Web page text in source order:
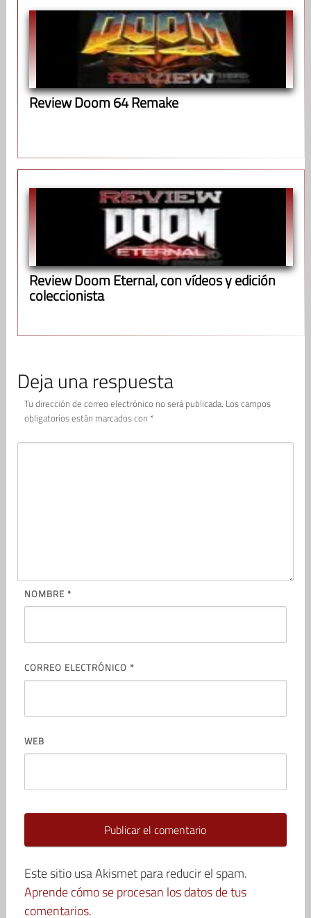
Review Doom 64 Remake
Review Doom Eternal, con vídeos y edición
coleccionista
Deja una respuesta
Tu dirección de correo electrónico no será publicada. Los campos
obligatorios están marcados con *
NOMBRE *
CORREO ELECTRÓNICO *
WEB
Este sitio usa Akismet para reducir el spam.
Aprende cómo se procesan los datos de tus
comentarios.